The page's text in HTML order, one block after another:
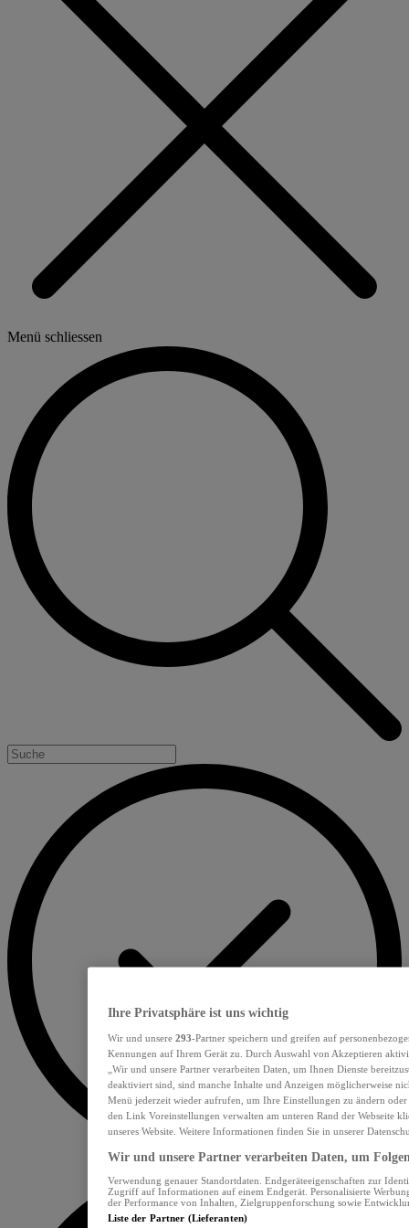
Menü schliessen
Ihre Privatsphäre ist uns wichtig
Wir und unsere 293-Partner speichern und greifen auf
Kennungen auf Ihrem Gerät zu. Durch Auswahl von Akzeptieren
„Wir und unsere Partner verarbeiten Daten, um Ihnen Dienste
deaktiviert sind, sind manche Inhalte und Anzeigen möglicherweise
Menü jederzeit wieder aufrufen, um Ihre Einstellungen zu ändern
den Link Voreinstellungen verwalten am unteren Rand der Webseite
unseres Website. Weitere Informationen finden Sie in unserer
Wir und unsere Partner verarbeiten Daten, um
Verwendung genauer Standortdaten. Endgeräteeigenschaften zur
Zugriff auf Informationen auf einem Endgerät. Personalisierte
der Performance von Inhalten, Zielgruppenforschung sowie
Liste der Partner (Lieferanten)